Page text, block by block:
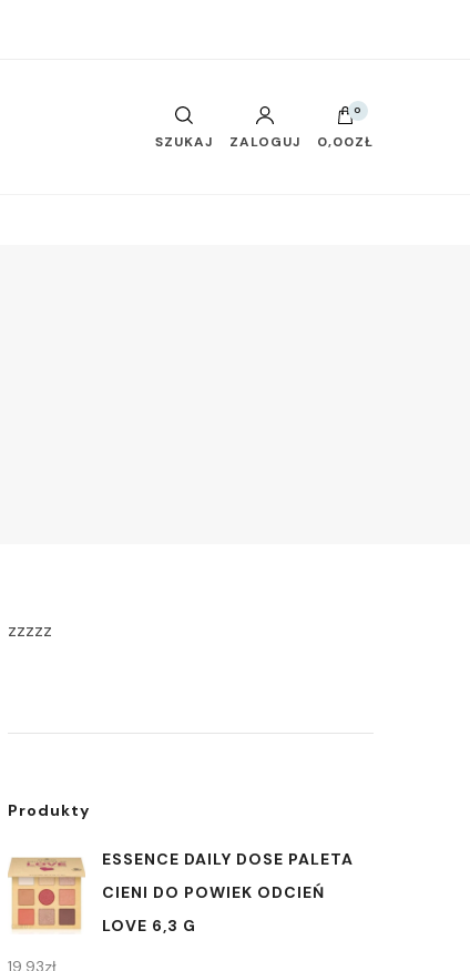
SZUKAJ ZALOGUJ
0
0,00ZŁ
zzzzz
Produkty
ESSENCE DAILY DOSE PALETA
CIENI DO POWIEK ODCIEŃ
LOVE 6,3 G
19,93zł